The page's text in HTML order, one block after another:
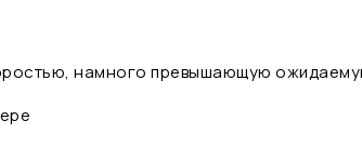
намного превышающую